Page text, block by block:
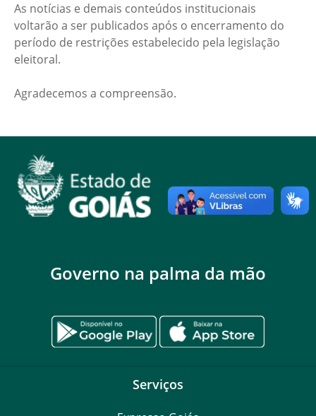
As notícias e demais conteúdos institucionais
voltarão a ser publicados após o encerramento do
período de restrições estabelecido pela legislação
eleitoral.
Agradecemos a compreensão.
Governo na palma da mão
Serviços